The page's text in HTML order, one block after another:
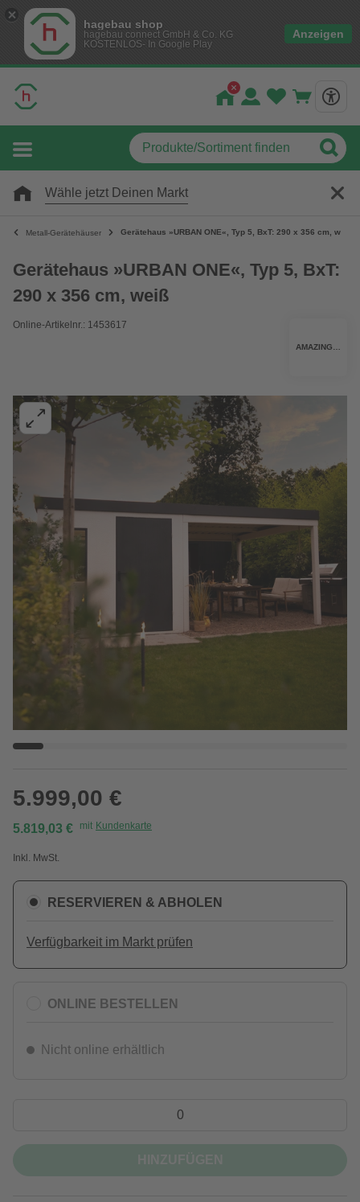
hagebau shop
hagebau connect GmbH & Co. KG
KOSTENLOS- In Google Play
Anzeigen
Wähle jetzt Deinen Markt
Metall-Gerätehäuser Gerätehaus »URBAN ONE«, Typ 5, BxT: 290 x 356 cm, weiß
Gerätehaus »URBAN ONE«, Typ 5, BxT:
290 x 356 cm, weiß
Online-Artikelnr.: 1453617
5.999,00 €
5.819,03 € mit Kundenkarte
Inkl. MwSt.
RESERVIEREN & ABHOLEN
Verfügbarkeit im Markt prüfen
ONLINE BESTELLEN
Nicht online erhältlich